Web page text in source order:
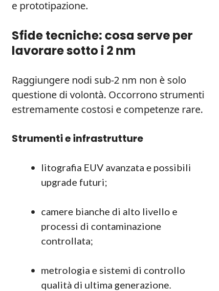
e prototipazione.
Sfide tecniche: cosa serve per
lavorare sotto i 2 nm
Raggiungere nodi sub-2 nm non è solo
questione di volontà. Occorrono strumenti
estremamente costosi e competenze rare.
Strumenti e infrastrutture
litografia EUV avanzata e possibili
upgrade futuri;
camere bianche di alto livello e
processi di contaminazione
controllata;
metrologia e sistemi di controllo
qualità di ultima generazione.